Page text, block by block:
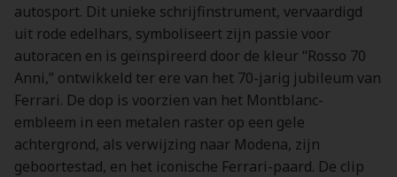
autosport. Dit unieke schrijfinstrument, vervaardigd
uit rode edelhars, symboliseert zijn passie voor
autoracen en is geïnspireerd door de kleur “Rosso 70
Anni,” ontwikkeld ter ere van het 70-jarig jubileum van
Ferrari. De dop is voorzien van het Montblanc-
embleem in een metalen raster op een gele
achtergrond, als verwijzing naar Modena, zijn
geboortestad, en het iconische Ferrari-paard. De clip